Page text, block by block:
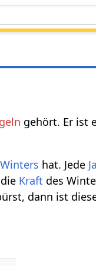
gehört. Er ist
Winters hat. Jede
die Kraft des
dann ist